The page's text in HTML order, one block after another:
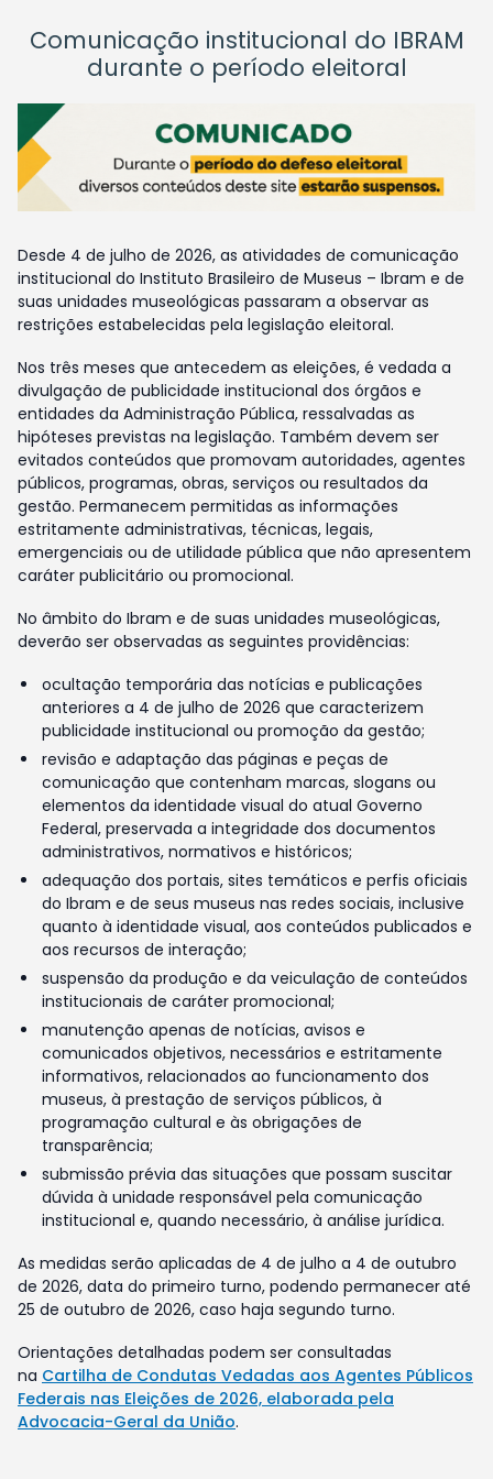
Comunicação institucional do IBRAM
durante o período eleitoral
Desde 4 de julho de 2026, as atividades de comunicação
institucional do Instituto Brasileiro de Museus – Ibram e de
suas unidades museológicas passaram a observar as
restrições estabelecidas pela legislação eleitoral.
Nos três meses que antecedem as eleições, é vedada a
divulgação de publicidade institucional dos órgãos e
entidades da Administração Pública, ressalvadas as
hipóteses previstas na legislação. Também devem ser
evitados conteúdos que promovam autoridades, agentes
públicos, programas, obras, serviços ou resultados da
gestão. Permanecem permitidas as informações
estritamente administrativas, técnicas, legais,
emergenciais ou de utilidade pública que não apresentem
caráter publicitário ou promocional.
No âmbito do Ibram e de suas unidades museológicas,
deverão ser observadas as seguintes providências:
ocultação temporária das notícias e publicações
anteriores a 4 de julho de 2026 que caracterizem
publicidade institucional ou promoção da gestão;
revisão e adaptação das páginas e peças de
comunicação que contenham marcas, slogans ou
elementos da identidade visual do atual Governo
Federal, preservada a integridade dos documentos
administrativos, normativos e históricos;
adequação dos portais, sites temáticos e perfis oficiais
do Ibram e de seus museus nas redes sociais, inclusive
quanto à identidade visual, aos conteúdos publicados e
aos recursos de interação;
suspensão da produção e da veiculação de conteúdos
institucionais de caráter promocional;
manutenção apenas de notícias, avisos e
comunicados objetivos, necessários e estritamente
informativos, relacionados ao funcionamento dos
museus, à prestação de serviços públicos, à
programação cultural e às obrigações de
transparência;
submissão prévia das situações que possam suscitar
dúvida à unidade responsável pela comunicação
institucional e, quando necessário, à análise jurídica.
As medidas serão aplicadas de 4 de julho a 4 de outubro
de 2026, data do primeiro turno, podendo permanecer até
25 de outubro de 2026, caso haja segundo turno.
Orientações detalhadas podem ser consultadas
na Cartilha de Condutas Vedadas aos Agentes Públicos
Federais nas Eleições de 2026, elaborada pela
Advocacia-Geral da União.